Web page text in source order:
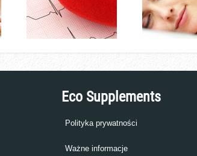
Eco Supplements
Polityka prywatności
Ważne informacje